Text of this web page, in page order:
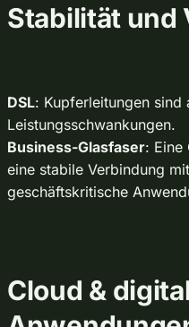
Stabilität und
DSL: Kupferleitungen
Leistungsschwankungen.
Business-Glasfaser: Eine
eine stabile Verbindung
geschäftskritische
Cloud &